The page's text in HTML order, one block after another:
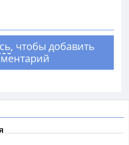
, чтобы добавить